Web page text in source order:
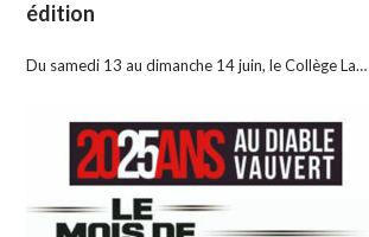
édition
Du samedi 13 au dimanche 14 juin, le Collège La…